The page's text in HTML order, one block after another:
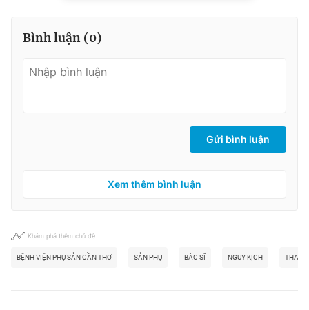
Bình luận (0)
Gửi bình luận
Xem thêm bình luận
Khám phá thêm chủ đề
BỆNH VIỆN PHỤ SẢN CẦN THƠ SẢN PHỤ BÁC SĨ NGUY KỊCH THAI